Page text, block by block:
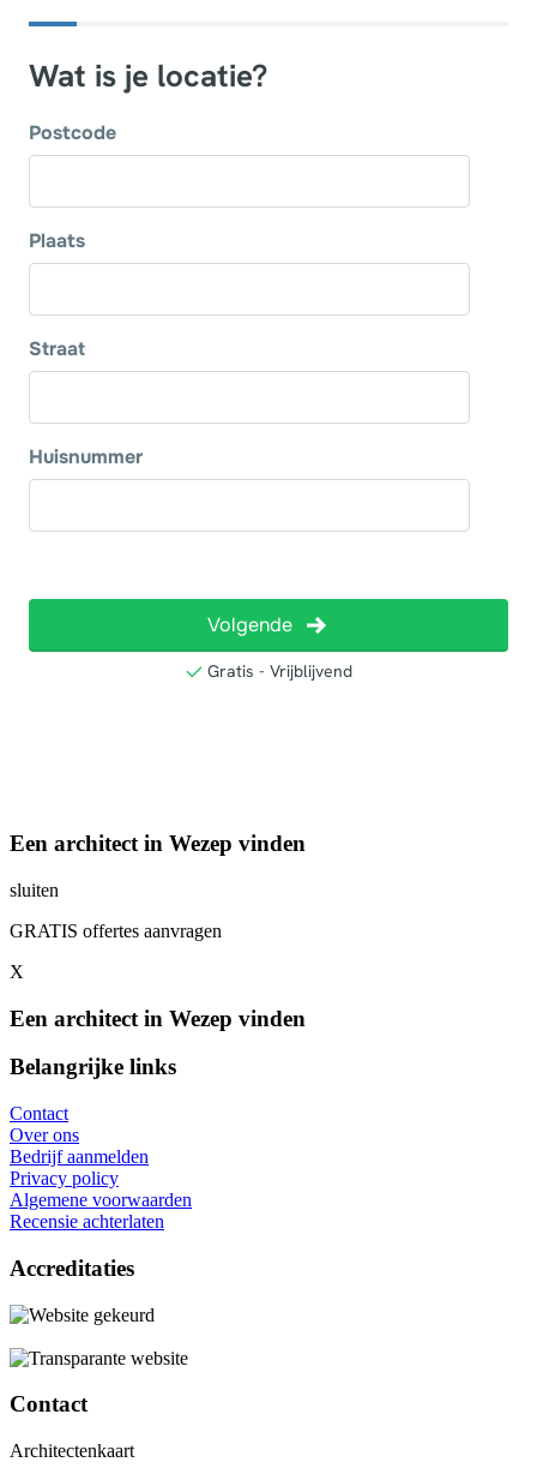
Een architect in Wezep vinden
sluiten
GRATIS offertes aanvragen
X
Een architect in Wezep vinden
Belangrijke links
Contact
Over ons
Bedrijf aanmelden
Privacy policy
Algemene voorwaarden
Recensie achterlaten
Accreditaties
Contact
Architectenkaart